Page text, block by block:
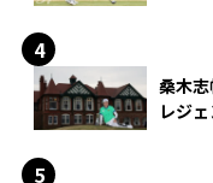
桑木
レジ